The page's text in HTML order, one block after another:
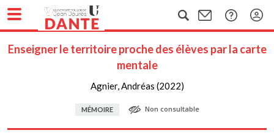
Enseigner le territoire proche des élèves par la carte
mentale
Agnier, Andréas (2022)
MÉMOIRE Non consultable